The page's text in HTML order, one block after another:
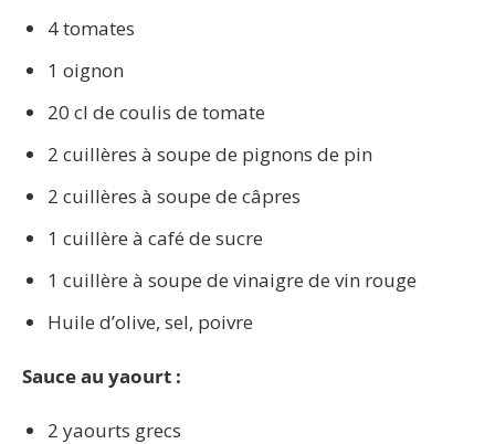
4 tomates
1 oignon
20 cl de coulis de tomate
2 cuillères à soupe de pignons de pin
2 cuillères à soupe de câpres
1 cuillère à café de sucre
1 cuillère à soupe de vinaigre de vin rouge
Huile d’olive, sel, poivre
Sauce au yaourt :
2 yaourts grecs